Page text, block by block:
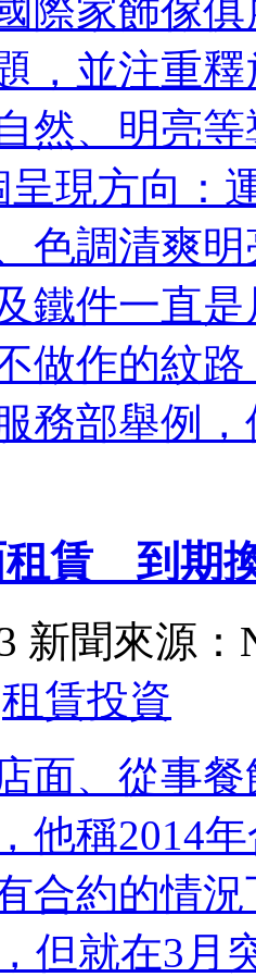
際家飾傢
，並注重
然、明亮
呈現方向：
色調清爽
鐵件一直
做作的紋
務部舉例
租賃 到期
新聞來源：
租賃投資
面、從事
他稱2014
合約的情
但就在3月